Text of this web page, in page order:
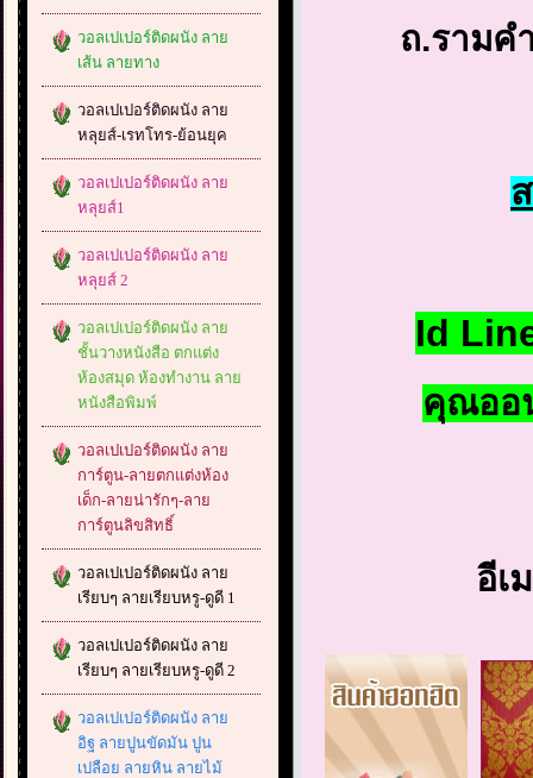
วอลเปเปอร์ติดผนัง ลาย
เส้น ลายทาง
วอลเปเปอร์ติดผนัง ลาย
หลุยส์-เรทโทร-ย้อนยุค
วอลเปเปอร์ติดผนัง ลาย
หลุยส์1
วอลเปเปอร์ติดผนัง ลาย
หลุยส์ 2
วอลเปเปอร์ติดผนัง ลาย
ชั้นวางหนังสือ ตกแต่ง
ห้องสมุด ห้องทำงาน ลาย
หนังสือพิมพ์
วอลเปเปอร์ติดผนัง ลาย
การ์ตูน-ลายตกแต่งห้อง
เด็ก-ลายน่ารักๆ-ลาย
การ์ตูนลิขสิทธิ์
วอลเปเปอร์ติดผนัง ลาย
เรียบๆ ลายเรียบหรู-ดูดี 1
วอลเปเปอร์ติดผนัง ลาย
เรียบๆ ลายเรียบหรู-ดูดี 2
วอลเปเปอร์ติดผนัง ลาย
อิฐ ลายปูนขัดมัน ปูน
เปลือย ลายหิน ลายไม้
ถ.รามค
Id
คุณออ
อีเ